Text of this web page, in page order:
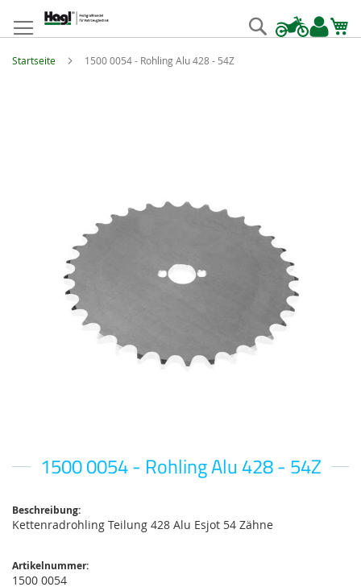
springen
Suche
Startseite 1500 0054 - Rohling Alu 428 - 54Z
1500 0054 - Rohling Alu 428 - 54Z
Anfang
Bildgalerie
springen
Beschreibung:
Kettenradrohling Teilung 428 Alu Esjot 54 Zähne
Artikelnummer:
1500 0054